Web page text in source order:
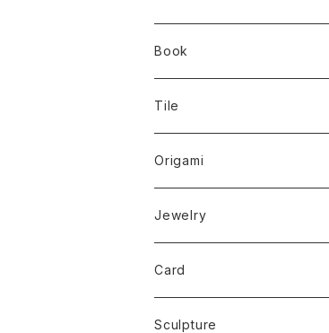
Book
Tile
Origami
Jewelry
Card
Sculpture